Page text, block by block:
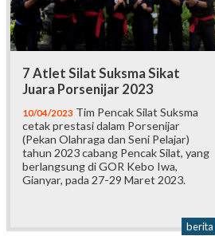
7 Atlet Silat Suksma Sikat
Juara Porsenijar 2023
10/04/2023 Tim Pencak Silat Suksma
cetak prestasi dalam Porsenijar
(Pekan Olahraga dan Seni Pelajar)
tahun 2023 cabang Pencak Silat, yang
berlangsung di GOR Kebo Iwa,
Gianyar, pada 27-29 Maret 2023.
berita